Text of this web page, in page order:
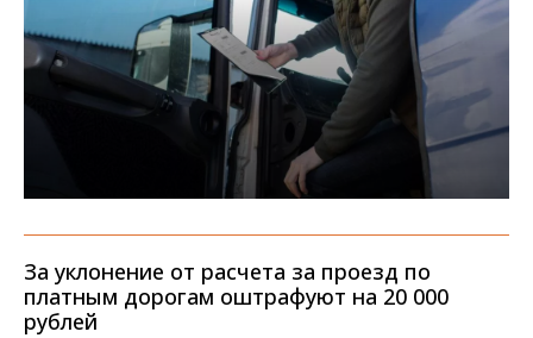
За уклонение от расчета за проезд по
платным дорогам оштрафуют на 20 000
рублей